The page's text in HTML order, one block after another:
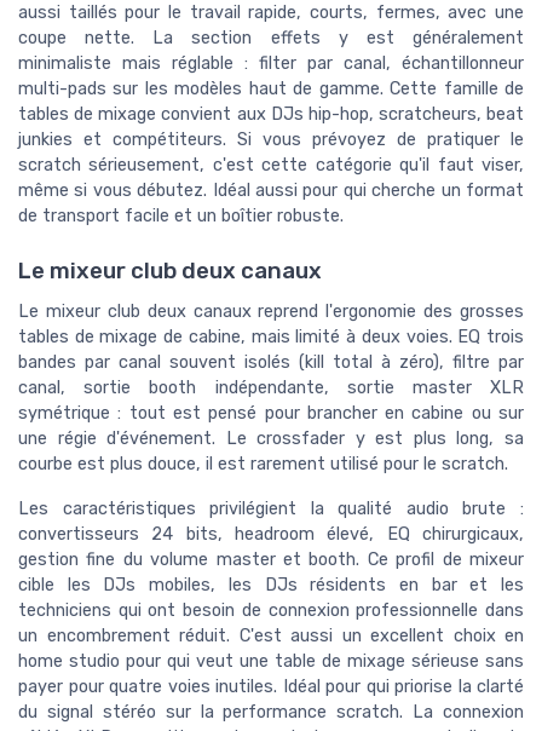
aussi taillés pour le travail rapide, courts, fermes, avec une
coupe nette. La section effets y est généralement
minimaliste mais réglable : filter par canal, échantillonneur
multi-pads sur les modèles haut de gamme. Cette famille de
tables de mixage convient aux DJs hip-hop, scratcheurs, beat
junkies et compétiteurs. Si vous prévoyez de pratiquer le
scratch sérieusement, c'est cette catégorie qu'il faut viser,
même si vous débutez. Idéal aussi pour qui cherche un format
de transport facile et un boîtier robuste.
Le mixeur club deux canaux
Le mixeur club deux canaux reprend l'ergonomie des grosses
tables de mixage de cabine, mais limité à deux voies. EQ trois
bandes par canal souvent isolés (kill total à zéro), filtre par
canal, sortie booth indépendante, sortie master XLR
symétrique : tout est pensé pour brancher en cabine ou sur
une régie d'événement. Le crossfader y est plus long, sa
courbe est plus douce, il est rarement utilisé pour le scratch.
Les caractéristiques privilégient la qualité audio brute :
convertisseurs 24 bits, headroom élevé, EQ chirurgicaux,
gestion fine du volume master et booth. Ce profil de mixeur
cible les DJs mobiles, les DJs résidents en bar et les
techniciens qui ont besoin de connexion professionnelle dans
un encombrement réduit. C'est aussi un excellent choix en
home studio pour qui veut une table de mixage sérieuse sans
payer pour quatre voies inutiles. Idéal pour qui priorise la clarté
du signal stéréo sur la performance scratch. La connexion